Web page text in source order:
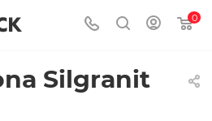
0
Silgranit